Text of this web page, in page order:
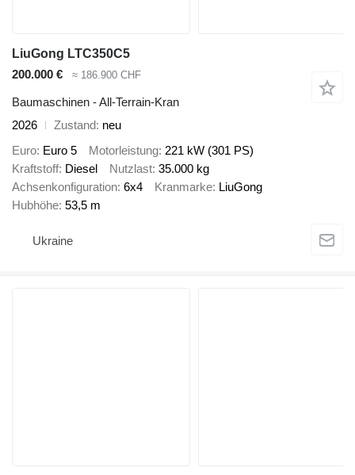
LiuGong LTC350C5
200.000 €
≈ 186.900 CHF
Baumaschinen - All-Terrain-Kran
2026
Zustand neu
Euro Euro 5 Motorleistung 221 kW (301 PS)
Kraftstoff Diesel Nutzlast 35.000 kg
Achsenkonfiguration 6x4 Kranmarke LiuGong
Hubhöhe 53,5 m
Ukraine